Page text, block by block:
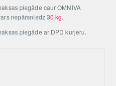
piegāde caur OMNIVA
nepārsniedz30 kg.
piegāde ar DPD kurjeru.